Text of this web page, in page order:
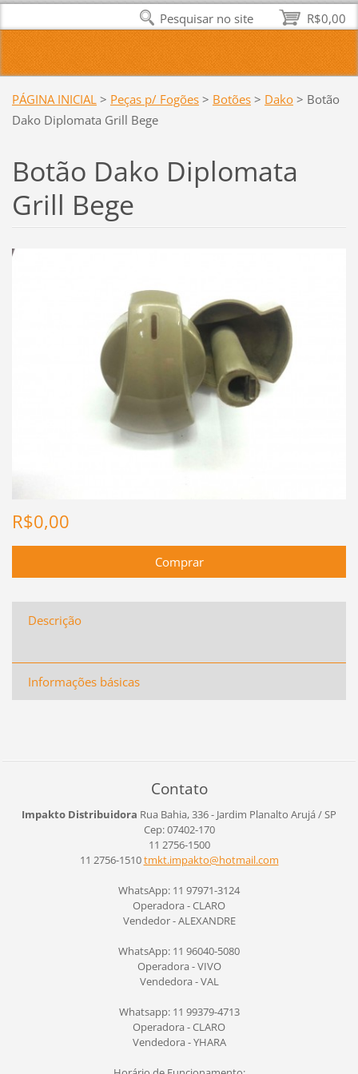
PÁGINA INICIAL > Peças p/ Fogões > Botões > Dako > Botão
Dako Diplomata Grill Bege
Botão Dako Diplomata
Grill Bege
R$0,00
Descrição
Informações básicas
Contato
Impakto Distribuidora Rua Bahia, 336 - Jardim Planalto Arujá / SP
Cep: 07402-170
11 2756-1500
11 2756-1510tmkt.impakto@hotmail.com
WhatsApp: 11 97971-3124
Operadora - CLARO
Vendedor - ALEXANDRE
WhatsApp: 11 96040-5080
Operadora - VIVO
Vendedora - VAL
Whatsapp: 11 99379-4713
Operadora - CLARO
Vendedora - YHARA
R$0,00
Pesquisar no site